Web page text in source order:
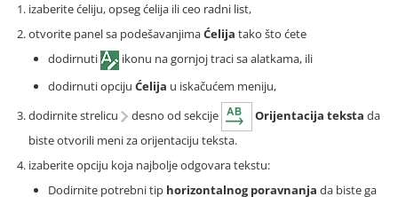
izaberite ćeliju, opseg ćelija ili ceo radni list,
otvorite panel sa podešavanjimaĆelija tako što ćete
dodirnuti
ikonu na gornjoj traci sa alatkama, ili
dodirnuti opciju Ćelija u iskačućem meniju,
dodirnite strelicu
desno od sekcije Orijentacija teksta da
biste otvorili meni za orijentaciju teksta.
izaberite opciju koja najbolje odgovara tekstu:
Dodirnite potrebni tip horizontalnog poravnanja da biste ga